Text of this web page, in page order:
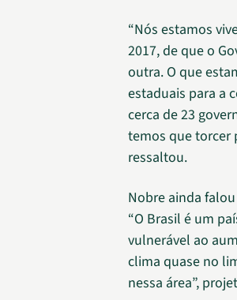
“Nós estamos
2017, de que o
outra. O que
estaduais para a
cerca de 23
temos que torcer
ressaltou.
Nobre ainda
“O Brasil é um
vulnerável ao
clima quase no
nessa área”,